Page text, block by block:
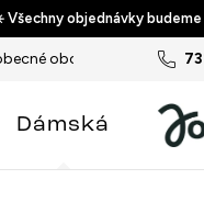
objednávky
obchodní podmínky
Dámská